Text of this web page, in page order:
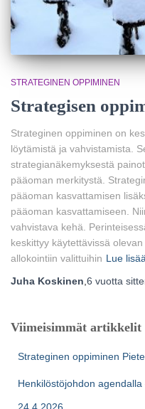
STRATEGINEN OPPIMINEN
Strategisen
Strateginen oppiminen on
löytämistä ja vahvistamista.
strategianäkemyksestä
pääoman merkitystä.
pääoman kasvattamisen
pääoman kasvattamiseen.
vahvistava kehä.
keskittyy käytettävissä
allokointiin valittuihin Lue lisää
Juha Koskinen 6 vuotta
Viimeisimmät artikkelit
Strateginen oppiminen
Henkilöstöjohdon
24.4.2026